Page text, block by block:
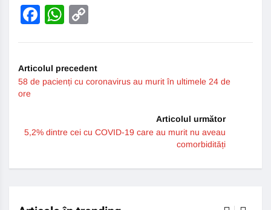
Facebook
WhatsApp
Articolul precedent
58 de pacienți cu coronavirus au murit în ultimele 24 de
ore
Articolul următor
5,2% dintre cei cu COVID-19 care au murit nu aveau
comorbidități